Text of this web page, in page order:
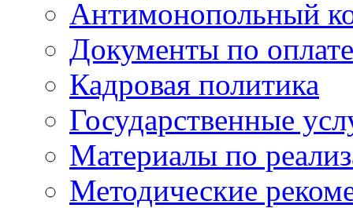
Антимонопольный
Документы по
Кадровая политика
Государственные
Материалы по
Методические